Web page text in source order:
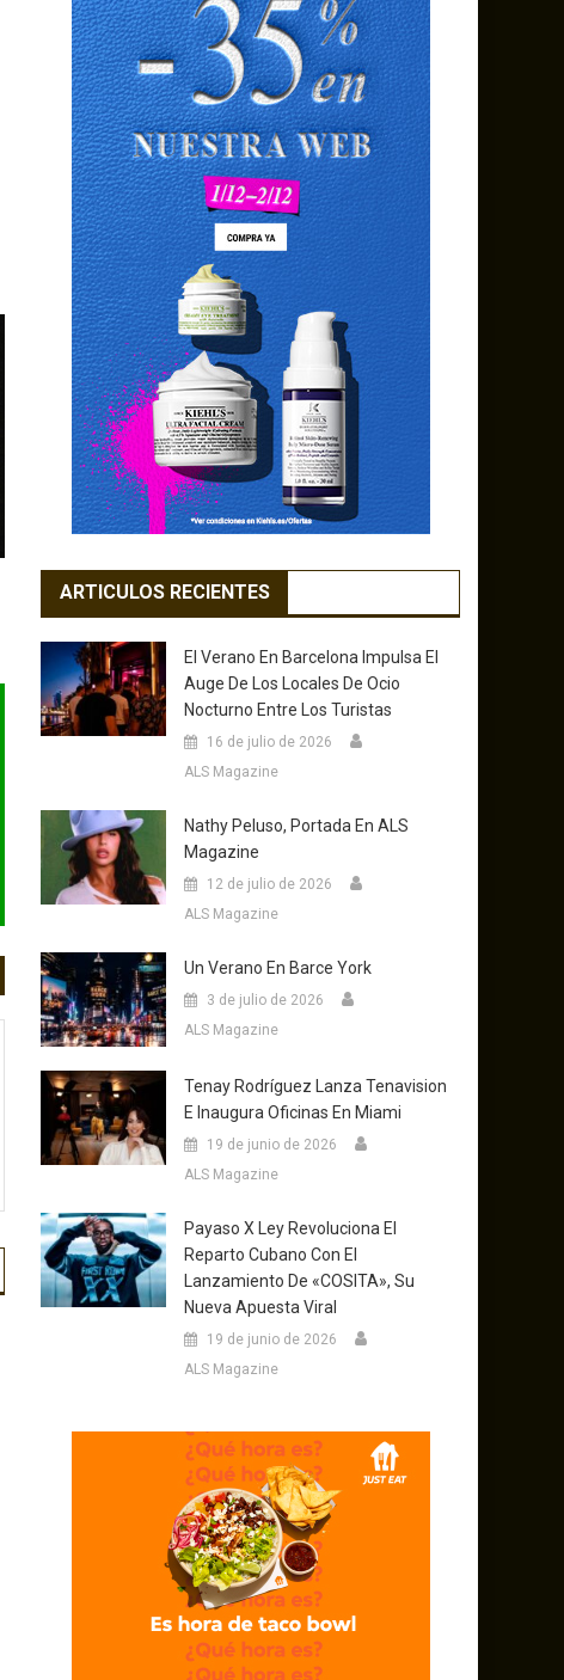
ARTICULOS RECIENTES
El Verano En Barcelona Impulsa El
Auge De Los Locales De Ocio
Nocturno Entre Los Turistas
16 de julio de 2026
ALS Magazine
Nathy Peluso, Portada En ALS
Magazine
12 de julio de 2026
ALS Magazine
Un Verano En Barce York
3 de julio de 2026
ALS Magazine
Tenay Rodríguez Lanza Tenavision
E Inaugura Oficinas En Miami
19 de junio de 2026
ALS Magazine
Payaso X Ley Revoluciona El
Reparto Cubano Con El
Lanzamiento De «COSITA», Su
Nueva Apuesta Viral
19 de junio de 2026
ALS Magazine